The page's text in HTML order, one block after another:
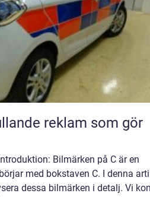
Bilmärken på C är en
med bokstaven C. I denna
dessa bilmärken i detalj. Vi